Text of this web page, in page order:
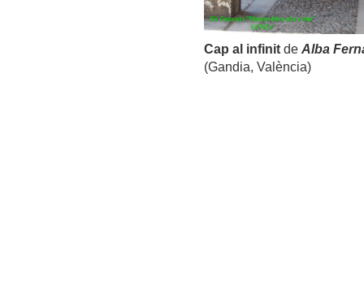
Cap al infinitde Alba
(Gandia, València)